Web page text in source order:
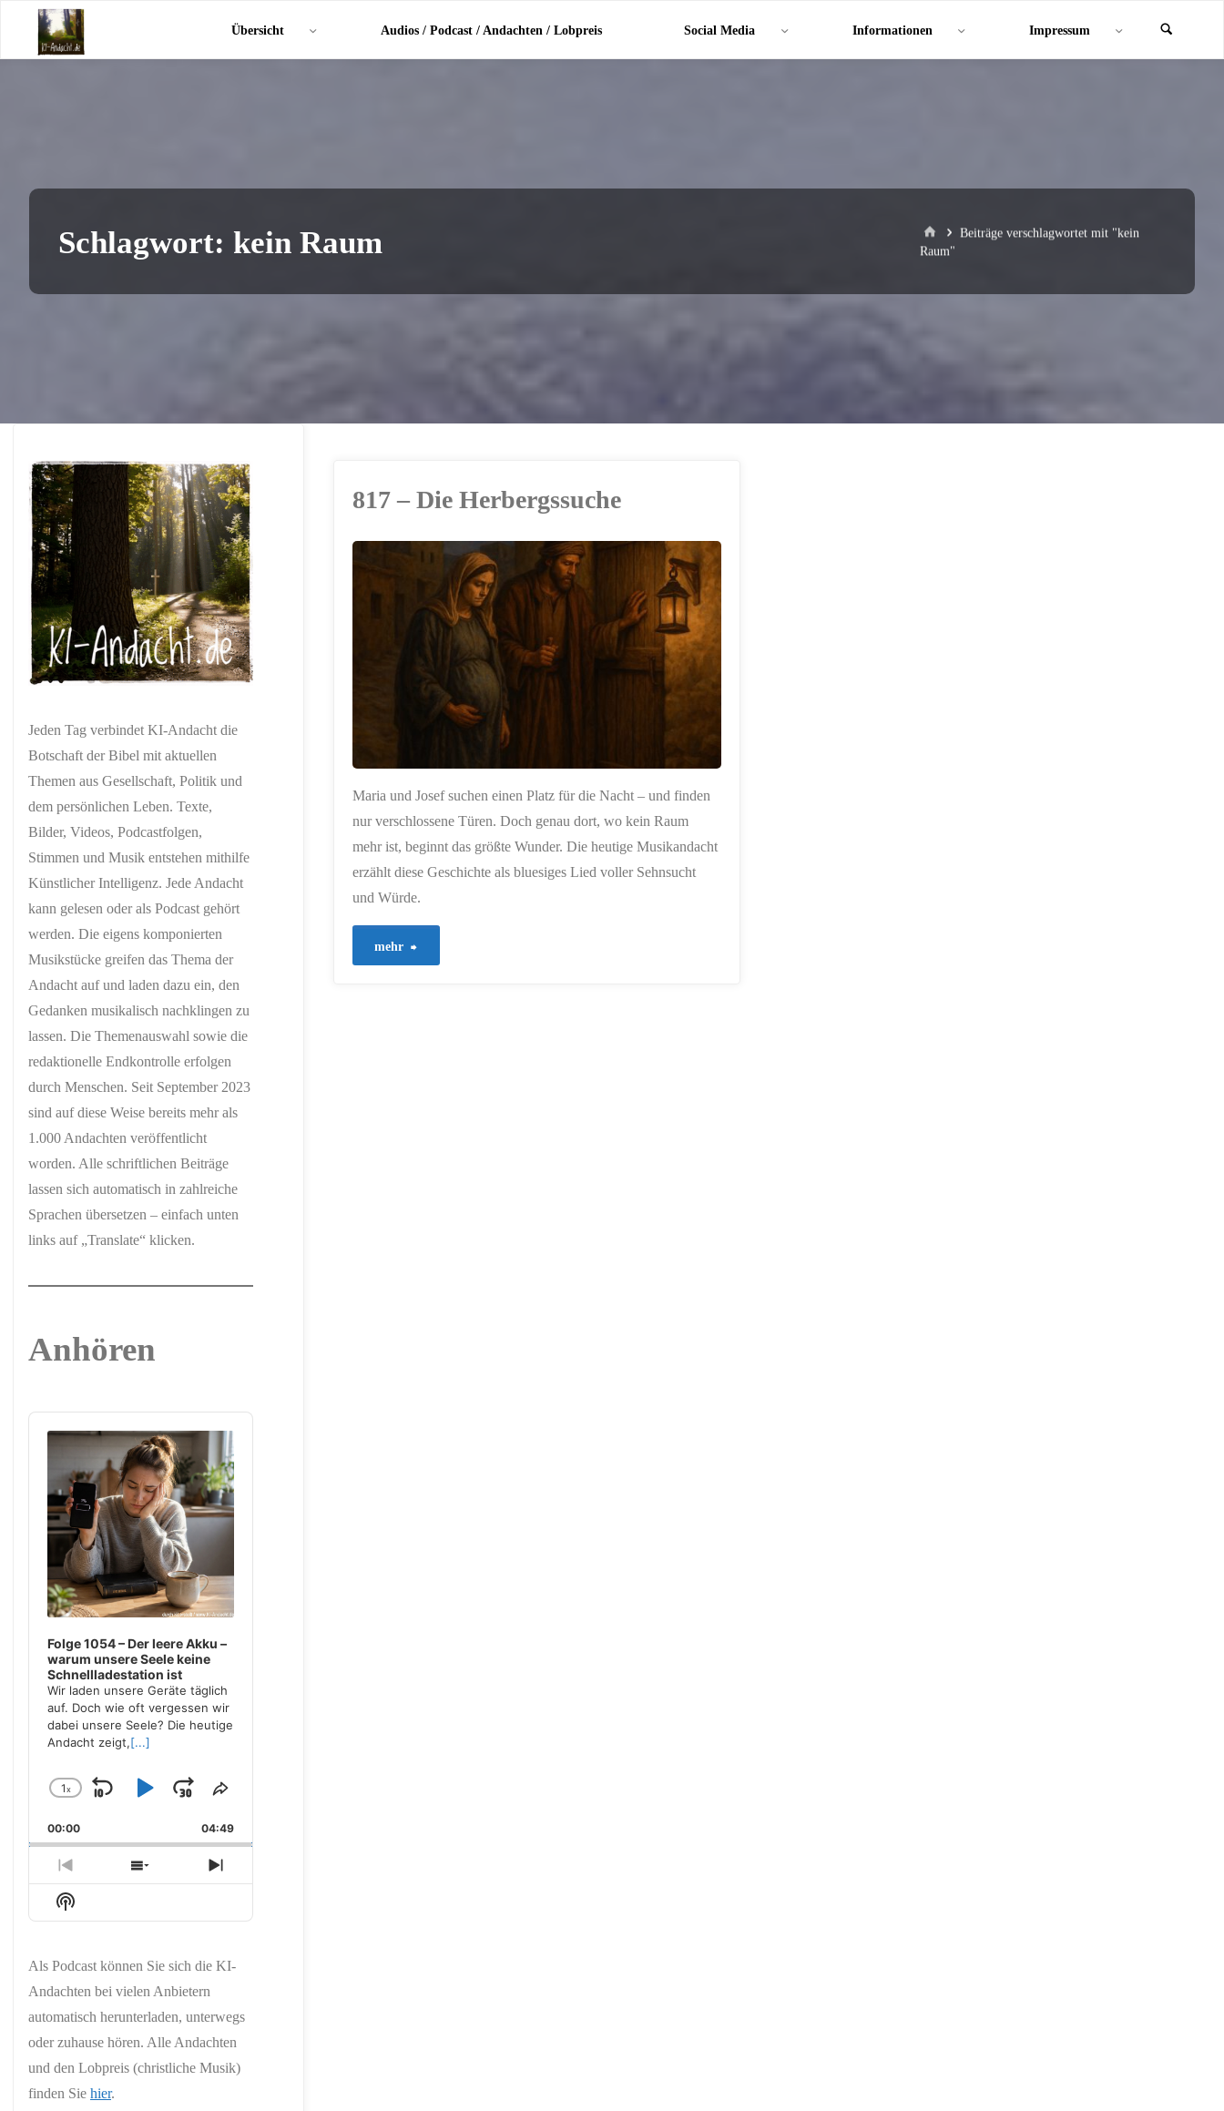
springen
Übersicht Audios / Podcast / Andachten / Lobpreis Social Media Informationen Impressum
Schlagwort: kein Raum StartBeiträge verschlagwortet mit "kein
Raum"
817 – Die Herbergssuche
Maria und Josef suchen einen Platz für die Nacht – und finden
nur verschlossene Türen. Doch genau dort, wo kein Raum
mehr ist, beginnt das größte Wunder. Die heutige Musikandacht
erzählt diese Geschichte als bluesiges Lied voller Sehnsucht
und Würde.
mehr "817
Jeden Tag verbindet KI-Andacht die
Botschaft der Bibel mit aktuellen
Themen aus Gesellschaft, Politik und
dem persönlichen Leben. Texte,
Bilder, Videos, Podcastfolgen,
Stimmen und Musik entstehen mithilfe
Künstlicher Intelligenz. Jede Andacht
kann gelesen oder als Podcast gehört
werden. Die eigens komponierten
Musikstücke greifen das Thema der
Andacht auf und laden dazu ein, den
Gedanken musikalisch nachklingen zu
lassen. Die Themenauswahl sowie die
redaktionelle Endkontrolle erfolgen
durch Menschen. Seit September 2023
sind auf diese Weise bereits mehr als
1.000 Andachten veröffentlicht
worden. Alle schriftlichen Beiträge
lassen sich automatisch in zahlreiche
Sprachen übersetzen – einfach unten
links auf „Translate“ klicken.
Anhören
Audio
Player
Folge 1054 – Der leere Akku –
warum unsere Seele keine
Schnellladestation ist
Wir laden unsere Geräte täglich
auf. Doch wie oft vergessen wir
dabei unsere Seele? Die heutige
Andacht zeigt,[...]
Change
Rate
1x
Skip
Backward
Play
Pause
Jump
Forward
Share
Episode
00:00 04:49
Previous
Episode
Show
Episodes
Next
Episode
Show
Podcast
Als Podcast können Sie sich die KI-
Andachten bei vielen Anbietern
automatisch herunterladen, unterwegs
oder zuhause hören. Alle Andachten
und den Lobpreis (christliche Musik)
finden Sie hier.